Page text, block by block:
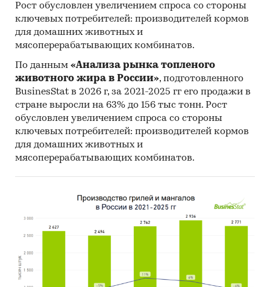
РФ
Федеральная таможенная служба РФ
Федеральная налоговая служба РФ
Наряду с официальной статистикой в
отчете приведены результаты собственных
исследований BusinesStat:
Опрос потребителей текстильных и
швейных изделий РФ
Аудит розничной торговли текстильными и
швейными изделиями РФ
Опрос экспертов рынка текстиля РФ
Категории: Потребительские товары
Женская одежда
Трикотаж
одежда
Потребительские товары
Рост обусловлен увеличением спроса со стороны
ключевых потребителей: производителей кормов
для домашних животных и
мясоперерабатывающих комбинатов.
По данным «Анализа рынка топленого
животного жира в России», подготовленного
BusinesStat в 2026 г, за 2021-2025 гг его продажи в
стране выросли на 63% до 156 тыс тонн. Рост
обусловлен увеличением спроса со стороны
ключевых потребителей: производителей кормов
для домашних животных и
мясоперерабатывающих комбинатов.